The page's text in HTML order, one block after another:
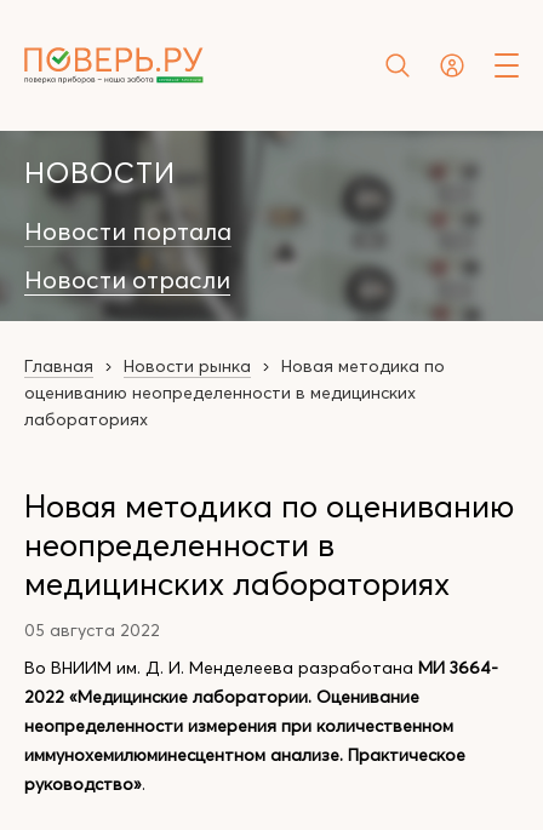
НОВОСТИ
Новости портала
Новости отрасли
Главная Новости рынка
Новая методика по
оцениванию неопределенности в медицинских
лабораториях
Новая методика по оцениванию
неопределенности в
медицинских лабораториях
05 августа 2022
Во ВНИИМ им. Д. И. Менделеева разработана МИ 3664-
2022 «Медицинские лаборатории. Оценивание
неопределенности измерения при количественном
иммунохемилюминесцентном анализе. Практическое
руководство».